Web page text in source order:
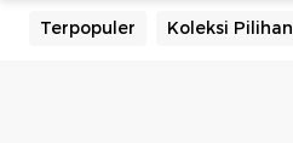
Terpopuler Koleksi Pilihan